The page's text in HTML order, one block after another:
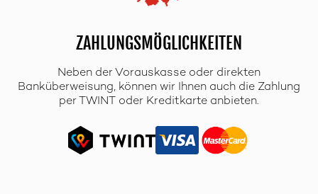
ZAHLUNGSMÖGLICHKEITEN
Neben der Vorauskasse oder direkten
Banküberweisung, können wir Ihnen auch die Zahlung
per TWINT oder Kreditkarte anbieten.